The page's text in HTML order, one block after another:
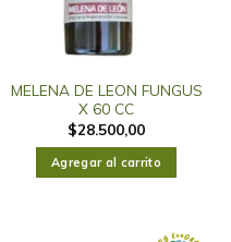
MELENA DE LEON FUNGUS
X 60 CC
$28.500,00
Agregar al carrito